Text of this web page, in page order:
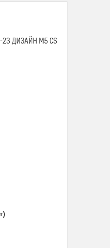
ДИЗАЙН M5 CS